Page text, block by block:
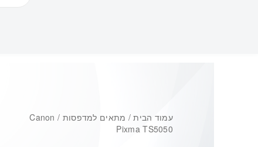
עמוד הבית
/ מתאים למדפסות / Canon
Pixma TS5050